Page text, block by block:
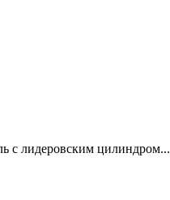
с лидеровским цилиндром...